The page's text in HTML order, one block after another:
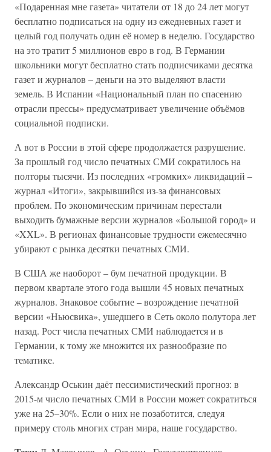
«Подаренная мне газета» читатели от 18 до 24 лет могут
бесплатно подписаться на одну из ежедневных газет и
целый год получать один её номер в неделю. Государство
на это тратит 5 миллионов евро в год. В Германии
школьники могут бесплатно стать подписчиками десятка
газет и журналов – деньги на это выделяют власти
земель. В Испании «Национальный план по спасению
отрасли прессы» предусматривает увеличение объёмов
социальной подписки.
А вот в России в этой сфере продолжается разрушение.
За прошлый год число печатных СМИ сократилось на
полторы тысячи. Из последних «громких» ликвидаций –
журнал «Итоги», закрывшийся из-за финансовых
проблем. По экономическим причинам перестали
выходить бумажные версии журналов «Большой город» и
«XXL». В регионах финансовые трудности ежемесячно
убирают с рынка десятки печатных СМИ.
В США же наоборот – бум печатной продукции. В
первом квартале этого года вышли 45 новых печатных
журналов. Знаковое событие – возрождение печатной
версии «Ньюсвика», ушедшего в Сеть около полутора лет
назад. Рост числа печатных СМИ наблюдается и в
Германии, к тому же множится их разнообразие по
тематике.
Александр Оськин даёт пессимистический прогноз: в
2015-м число печатных СМИ в России может сократиться
уже на 25–30%. Если о них не позаботится, следуя
примеру столь многих стран мира, наше государство.